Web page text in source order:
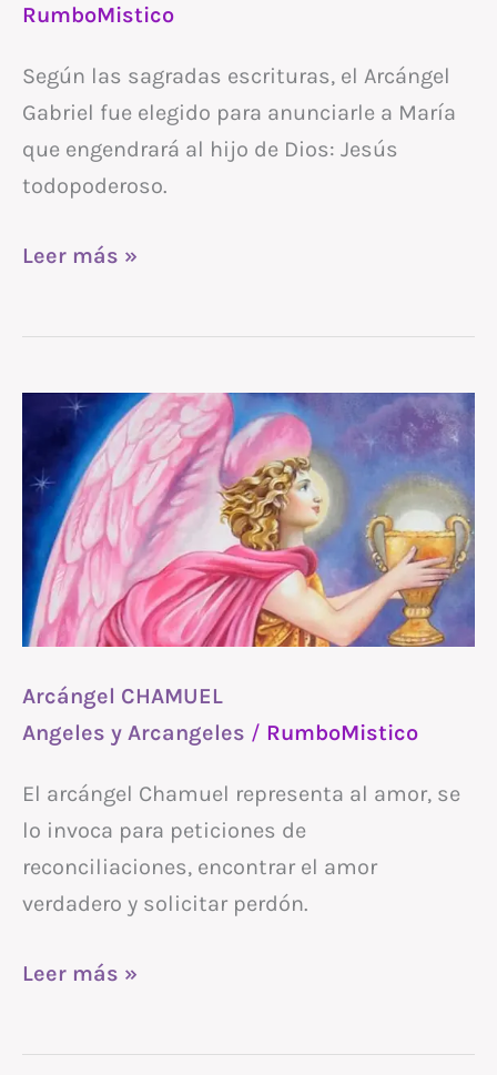
RumboMistico
Según las sagradas escrituras, el Arcángel
Gabriel fue elegido para anunciarle a María
que engendrará al hijo de Dios: Jesús
todopoderoso.
Leer más »
Arcángel CHAMUEL
Angeles y Arcangeles / RumboMistico
El arcángel Chamuel representa al amor, se
lo invoca para peticiones de
reconciliaciones, encontrar el amor
verdadero y solicitar perdón.
Arcángel
CHAMUEL
Leer más »